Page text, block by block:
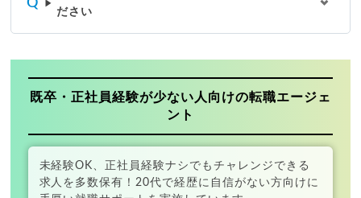
ださい
既卒・正社員経験が少ない人向けの転職エージェ
ント
未経験OK、正社員経験ナシでもチャレンジできる
求人を多数保有！20代で経歴に自信がない方向けに